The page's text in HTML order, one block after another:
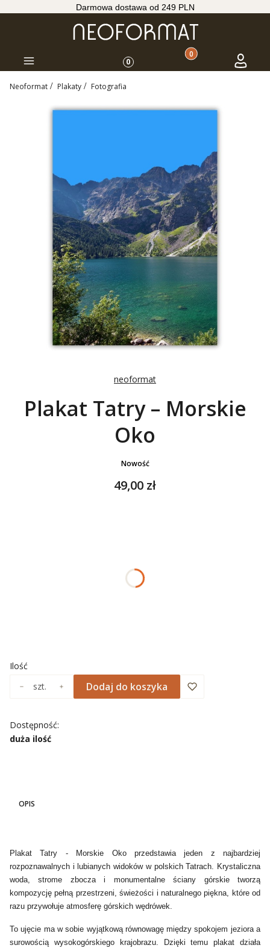
Darmowa dostawa od 249 PLN
Menu 0 Produkty w koszyku:
Koszyk Zaloguj
Neoformat Plakaty Fotografia
neoformat
Plakat Tatry – Morskie
Oko
Nowość
Cena
49,00 zł
Ilość
szt.
Dodaj do koszyka
Dostępność:
duża ilość
OPIS
Plakat Tatry - Morskie Oko przedstawia jeden z najbardziej
rozpoznawalnych i lubianych widoków w polskich Tatrach. Krystaliczna
woda, strome zbocza i monumentalne ściany górskie tworzą
kompozycję pełną przestrzeni, świeżości i naturalnego piękna, które od
razu przywołuje atmosferę górskich wędrówek.
To ujęcie ma w sobie wyjątkową równowagę między spokojem jeziora a
surowością wysokogórskiego krajobrazu. Dzięki temu plakat działa